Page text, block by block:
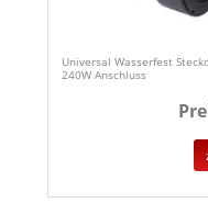
Universal Wasserfest
240W Anschluss